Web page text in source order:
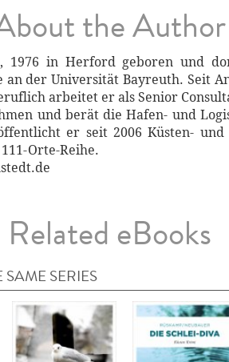
the Author
1976 in Herford geboren und
an der Universität Bayreuth. Seit
arbeitet er als Senior
und berät die Hafen- und
er seit 2006 Küsten- und
Orte-Reihe.
Related eBooks
SERIES